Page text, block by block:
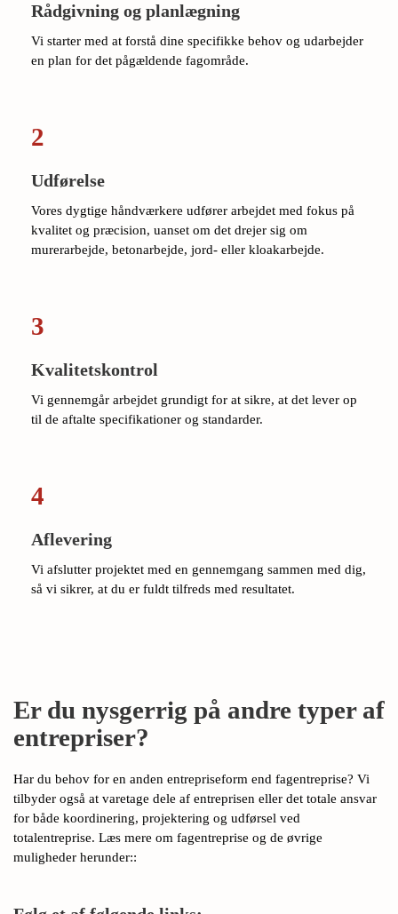
Rådgivning og planlægning
Vi starter med at forstå dine specifikke behov og udarbejder
en plan for det pågældende fagområde.
2
Udførelse
Vores dygtige håndværkere udfører arbejdet med fokus på
kvalitet og præcision, uanset om det drejer sig om
murerarbejde, betonarbejde, jord- eller kloakarbejde.
3
Kvalitetskontrol
Vi gennemgår arbejdet grundigt for at sikre, at det lever op
til de aftalte specifikationer og standarder.
4
Aflevering
Vi afslutter projektet med en gennemgang sammen med dig,
så vi sikrer, at du er fuldt tilfreds med resultatet.
Er du nysgerrig på andre typer af
entrepriser?
Har du behov for en anden entrepriseform end fagentreprise? Vi
tilbyder også at varetage dele af entreprisen eller det totale ansvar
for både koordinering, projektering og udførsel ved
totalentreprise. Læs mere om fagentreprise og de øvrige
muligheder herunder::